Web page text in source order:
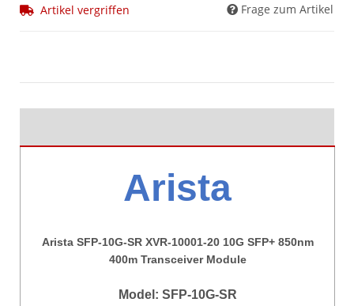
Artikel vergriffen Frage zum Artikel
Arista
Arista SFP-10G-SR XVR-10001-20 10G SFP+ 850nm
400m Transceiver Module
Model: SFP-10G-SR